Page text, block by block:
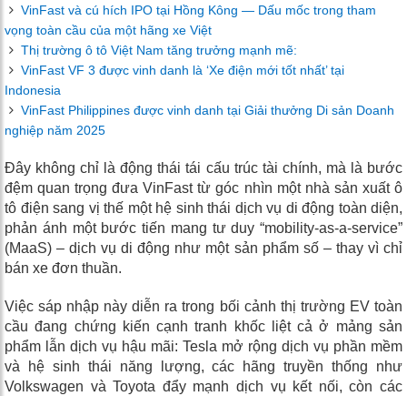
VinFast và cú hích IPO tại Hồng Kông — Dấu mốc trong tham
vọng toàn cầu của một hãng xe Việt
Thị trường ô tô Việt Nam tăng trưởng mạnh mẽ:
VinFast VF 3 được vinh danh là ‘Xe điện mới tốt nhất’ tại
Indonesia
VinFast Philippines được vinh danh tại Giải thưởng Di sản Doanh
nghiệp năm 2025
Đây không chỉ là động thái tái cấu trúc tài chính, mà là bước
đệm quan trọng đưa VinFast từ góc nhìn một nhà sản xuất ô
tô điện sang vị thế một hệ sinh thái dịch vụ di động toàn diện,
phản ánh một bước tiến mang tư duy “mobility-as-a-service”
(MaaS) – dịch vụ di động như một sản phẩm số – thay vì chỉ
bán xe đơn thuần.
Việc sáp nhập này diễn ra trong bối cảnh thị trường EV toàn
cầu đang chứng kiến cạnh tranh khốc liệt cả ở mảng sản
phẩm lẫn dịch vụ hậu mãi: Tesla mở rộng dịch vụ phần mềm
và hệ sinh thái năng lượng, các hãng truyền thống như
Volkswagen và Toyota đẩy mạnh dịch vụ kết nối, còn các